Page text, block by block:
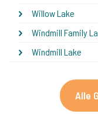
Willow Lake
Windmill Family
Windmill Lake
Alle